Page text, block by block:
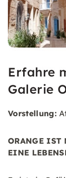
Erfahre
Galerie
Vorstellung:
ORANGE IST
EINE